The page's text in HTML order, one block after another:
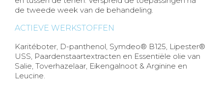
de tweede week van de behandeling.
ACTIEVE WERKSTOFFEN
Karitéboter, D-panthenol, Symdeo® B125, Lipester®
USS, Paardenstaartextracten en Essentiële olie van
Salie, Toverhazelaar, Eikengalnoot & Arginine en
Leucine.